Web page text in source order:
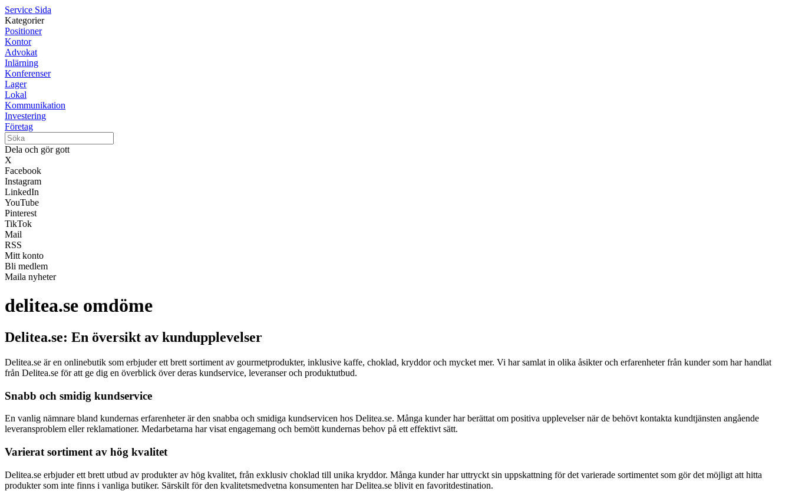
Service Sida
Kategorier
Positioner
Kontor
Advokat
Inlärning
Konferenser
Lager
Lokal
Kommunikation
Investering
Företag
Dela och gör gott
X
Facebook
Instagram
LinkedIn
YouTube
Pinterest
TikTok
Mail
RSS
Mitt konto
Bli medlem
Maila nyheter
delitea.se omdöme
Delitea.se: En översikt av kundupplevelser
Delitea.se är en onlinebutik som erbjuder ett brett sortiment av gourmetprodukter, inklusive kaffe, choklad, kryddor och mycket mer. Vi har samlat in olika åsikter och erfarenheter från kunder som har handlat
från Delitea.se för att ge dig en överblick över deras kundservice, leveranser och produktutbud.
Snabb och smidig kundservice
En vanlig nämnare bland kundernas erfarenheter är den snabba och smidiga kundservicen hos Delitea.se. Många kunder har berättat om positiva upplevelser när de behövt kontakta kundtjänsten angående
leveransproblem eller reklamationer. Medarbetarna har visat engagemang och bemött kundernas behov på ett effektivt sätt.
Varierat sortiment av hög kvalitet
Delitea.se erbjuder ett brett utbud av produkter av hög kvalitet, från exklusiv choklad till unika kryddor. Många kunder har uttryckt sin uppskattning för det varierade sortimentet som gör det möjligt att hitta
produkter som inte finns i vanliga butiker. Särskilt för den kvalitetsmedvetna konsumenten har Delitea.se blivit en favoritdestination.